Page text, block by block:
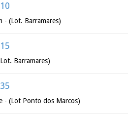
- (Lot. Barramares)
Barramares)
- (Lot Ponto dos Marcos)